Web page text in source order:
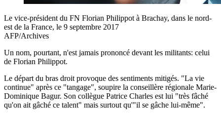
Le vice-président du FN Florian Philippot à Brachay, dans le nord-
est de la France, le 9 septembre 2017
AFP/Archives
Un nom, pourtant, n'est jamais prononcé devant les militants: celui
de Florian Philippot.
Le départ du bras droit provoque des sentiments mitigés. "La vie
continue" après ce "tangage", soupire la conseillère régionale Marie-
Dominique Bagur. Son collègue Patrice Charles est lui "très fâché
qu'on ait gâché ce talent" mais surtout qu'"il se gâche lui-même".